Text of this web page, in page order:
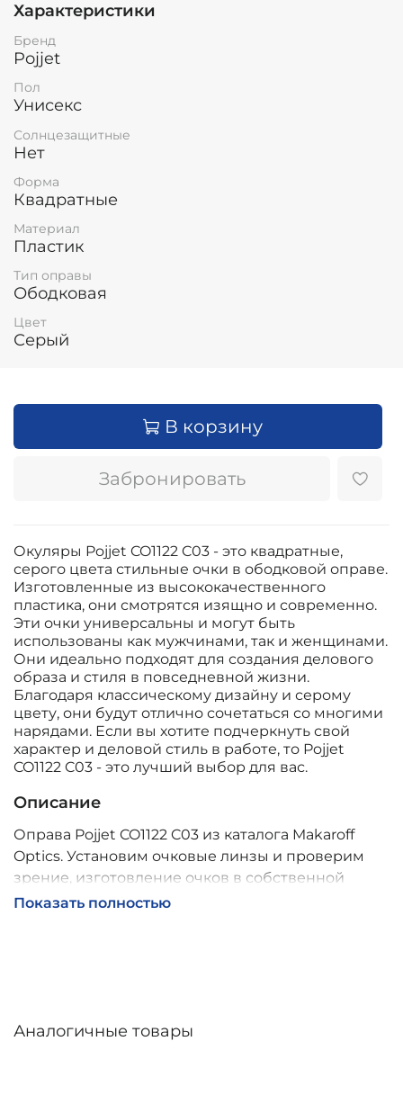
Характеристики
Бренд
Pojjet
Пол
Унисекс
Солнцезащитные
Нет
Форма
Квадратные
Материал
Пластик
Тип оправы
Ободковая
Цвет
Серый
В корзину
Забронировать
Окуляры Pojjet CO1122 C03 - это квадратные,
серого цвета стильные очки в ободковой оправе.
Изготовленные из высококачественного
пластика, они смотрятся изящно и современно.
Эти очки универсальны и могут быть
использованы как мужчинами, так и женщинами.
Они идеально подходят для создания делового
образа и стиля в повседневной жизни.
Благодаря классическому дизайну и серому
цвету, они будут отлично сочетаться со многими
нарядами. Если вы хотите подчеркнуть свой
характер и деловой стиль в работе, то Pojjet
CO1122 C03 - это лучший выбор для вас.
Описание
Оправа Pojjet CO1122 C03 из каталога Makaroff
Optics. Установим очковые линзы и проверим
зрение, изготовление очков в собственной
мастерской, обычно 2–5 дней, индивидуальные
Показать полностью
Аналогичные товары